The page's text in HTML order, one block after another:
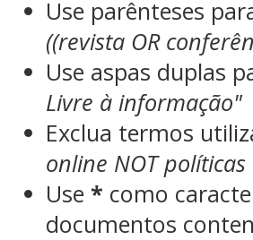
Use parênteses
((revista OR
Use aspas duplas
Livre à informação"
Exclua termos
online NOT políticas
Use * como
documentos